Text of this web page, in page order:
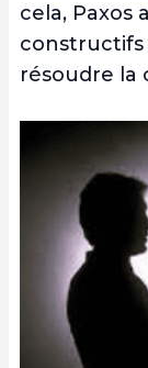
cela, Paxos
résoudre la